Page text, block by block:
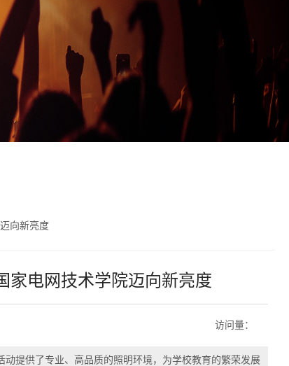
向新亮度
家电网技术学院迈向新亮度
访问量：
提供了专业、高品质的照明环境，为学校教育的繁荣发展